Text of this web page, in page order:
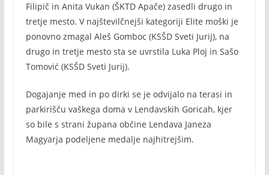
Filipič in Anita Vukan (ŠKTD Apače) zasedli drugo in
tretje mesto. V najštevilčnejši kategoriji Elite moški je
ponovno zmagal Aleš Gomboc (KSŠD Sveti Jurij), na
drugo in tretje mesto sta se uvrstila Luka Ploj in Sašo
Tomović (KSŠD Sveti Jurij).
Dogajanje med in po dirki se je odvijalo na terasi in
parkirišču vaškega doma v Lendavskih Goricah, kjer
so bile s strani župana občine Lendava Janeza
Magyarja podeljene medalje najhitrejšim.